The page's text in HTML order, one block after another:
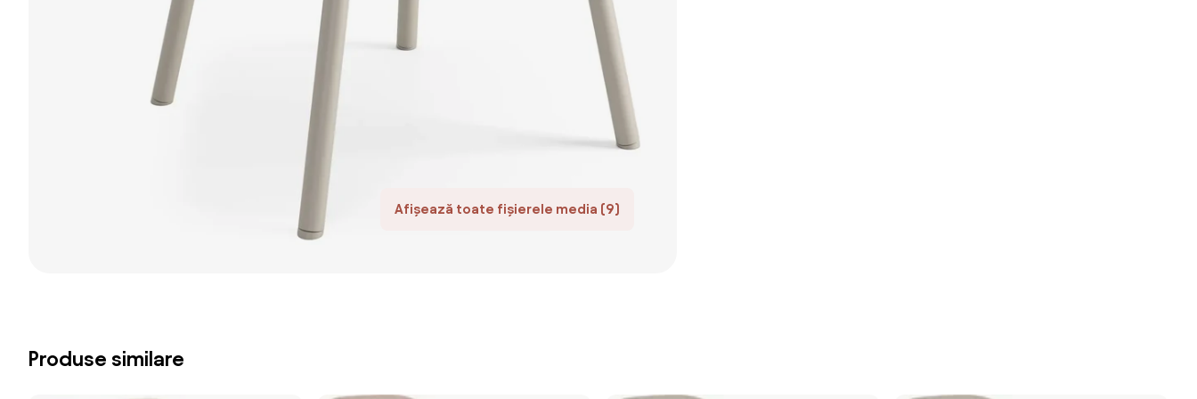
Afișează toate fișierele media (9)
Produse similare